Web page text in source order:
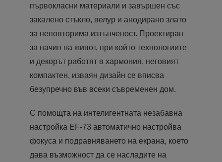
първокласни материали и завършен със
закалено стъкло, велур и анодирано злато
за неповторима изтънченост. Проектиран
за начин на живот, при който технологиите
и декорът работят в хармония, неговият
компактен, изваян дизайн се вписва
безупречно във всеки съвременен дом.
С помощта на интелигентната незабавна
настройка EF-73 автоматично настройва
фокуса и подравняването на екрана, което
дава възможност да се насладите на